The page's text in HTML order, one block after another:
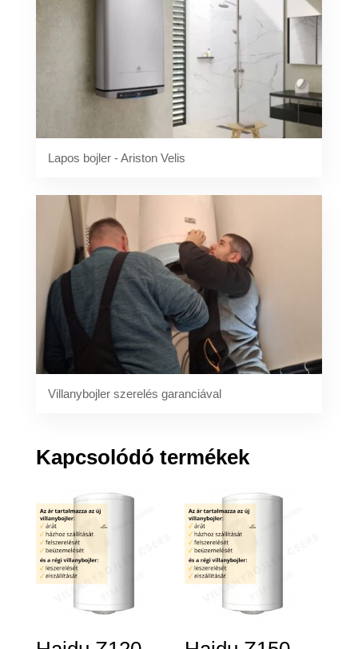
Lapos bojler - Ariston Velis
Villanybojler szerelés garanciával
Kapcsolódó termékek